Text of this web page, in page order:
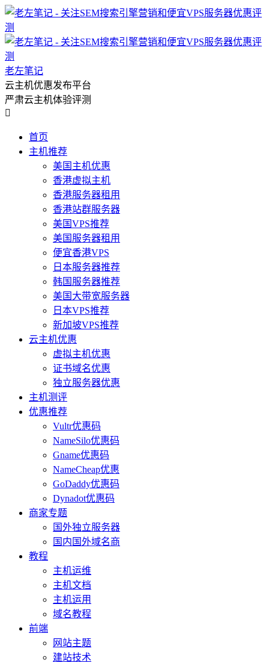
老左笔记
云主机优惠发布平台
严肃云主机体验评测

首页
主机推荐
美国主机优惠
香港虚拟主机
香港服务器租用
香港站群服务器
美国VPS推荐
美国服务器租用
便宜香港VPS
日本服务器推荐
韩国服务器推荐
美国大带宽服务器
日本VPS推荐
新加坡VPS推荐
云主机优惠
虚拟主机优惠
证书域名优惠
独立服务器优惠
主机测评
优惠推荐
Vultr优惠码
NameSilo优惠码
Gname优惠码
NameCheap优惠
GoDaddy优惠码
Dynadot优惠码
商家专题
国外独立服务器
国内国外域名商
教程
主机运维
主机文档
主机运用
域名教程
前端
网站主题
建站技术